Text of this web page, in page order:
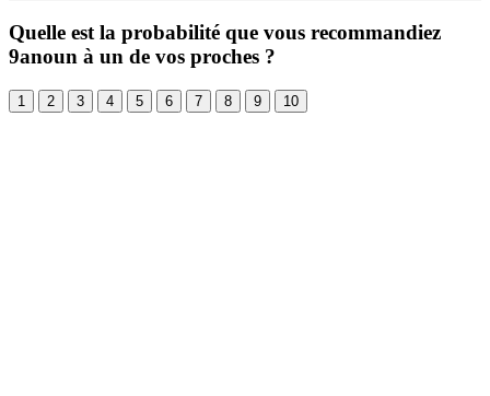
Quelle est la probabilité que vous recommandiez
9anoun à un de vos proches ?
1 2 3 4 5 6 7 8 9 10